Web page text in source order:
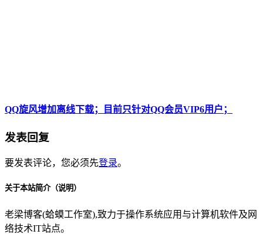
QQ旋风增加离线下载；目前只针对QQ会员VIP6用户；
发表回复
要发表评论，您必须先登录。
关于本站简介（说明）
老梁博客(蛤蟆工作室),致力于操作系统应用与计算机软件及网
络技术IT站点。